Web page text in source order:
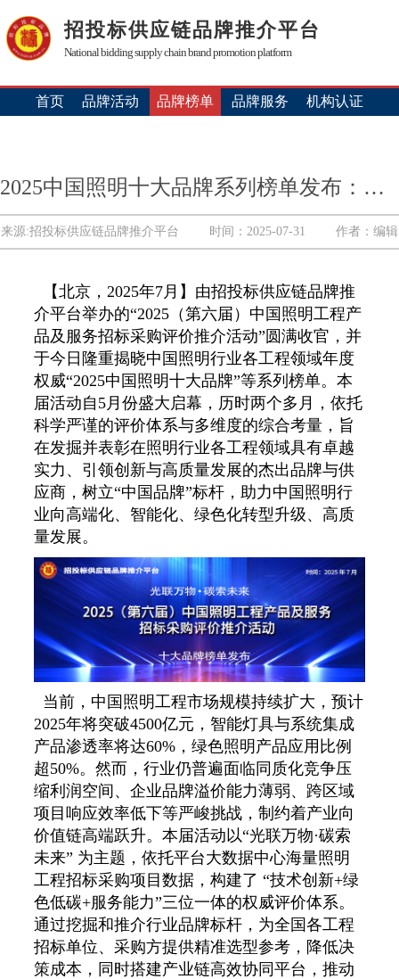
招投标供应链品牌推介平台
National bidding supply chain brand promotion platform
首页 品牌活动 品牌榜单 品牌服务 机构认证
2025中国照明十大品牌系列榜单发布：引领产业“三化”升级新浪潮
来源:招投标供应链品牌推介平台 时间：2025-07-31 作者：编辑
【北京，2025年7月】由招投标供应链品牌推
介平台举办的“2025（第六届）中国照明工程产
品及服务招标采购评价推介活动”圆满收官，并
于今日隆重揭晓中国照明行业各工程领域年度
权威“2025中国照明十大品牌”等系列榜单。本
届活动自5月份盛大启幕，历时两个多月，依托
科学严谨的评价体系与多维度的综合考量，旨
在发掘并表彰在照明行业各工程领域具有卓越
实力、引领创新与高质量发展的杰出品牌与供
应商，树立“中国品牌”标杆，助力中国照明行
业向高端化、智能化、绿色化转型升级、高质
量发展。
当前，中国照明工程市场规模持续扩大，预计
2025年将突破4500亿元，智能灯具与系统集成
产品渗透率将达60%，绿色照明产品应用比例
超50%。然而，行业仍普遍面临同质化竞争压
缩利润空间、企业品牌溢价能力薄弱、跨区域
项目响应效率低下等严峻挑战，制约着产业向
价值链高端跃升。本届活动以“光联万物·碳索
未来” 为主题，依托平台大数据中心海量照明
工程招标采购项目数据，构建了 “技术创新+绿
色低碳+服务能力”三位一体的权威评价体系。
通过挖掘和推介行业品牌标杆，为全国各工程
招标单位、采购方提供精准选型参考，降低决
策成本，同时搭建产业链高效协同平台，推动